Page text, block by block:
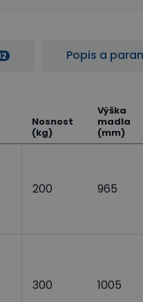
Popis a
Nosnost
(kg)
Výška
madla
(mm)
200 965
300 1005